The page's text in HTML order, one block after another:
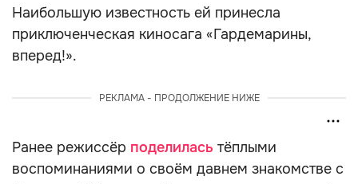
Наибольшую известность ей принесла
приключенческая киносага «Гардемарины,
вперед!».
РЕКЛАМА - ПРОДОЛЖЕНИЕ НИЖЕ
Ранее режиссёр поделилась тёплыми
воспоминаниями о своём давнем знакомстве с